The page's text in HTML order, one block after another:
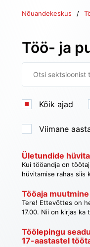
Nõuandekeskus
Töö- ja
Kõik ajad
Viimane
Ületundide
Kui tööandja on
hüvitamise rahas siis
enda puhkeaja arvelt
Tööaja muutmine
Tere! Ettevõttes on
17.00. Nii on kirjas ka
Töökorralduse
nähtud 60-minutiline
Töölepingu
17-aastastel
Tagasi